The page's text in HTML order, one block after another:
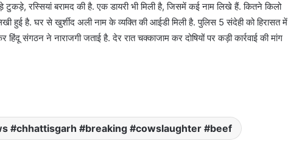
रस्सियां बरामद की है. एक डायरी भी मिली है, जिसमें कई नाम लिखे हैं. कितने किलो
हुई है. घर से खुर्शीद अली नाम के व्यक्ति की आईडी मिली है. पुलिस 5 संदेही को हिरासत में
संगठन ने नाराजगी जताई है. देर रात चक्काजाम कर दोषियों पर कड़ी कार्रवाई की मांग
#chhattisgarh #breaking #cowslaughter #beef
ऐतिहासिक उपलब्धि, सीएम विष्णु देव साय दी
शुभकामनाएं